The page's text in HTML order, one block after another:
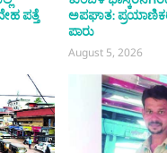
ಪತ್ತೆ
ಅಪಘಾತ:
ಪಾರು
August 5, 2026